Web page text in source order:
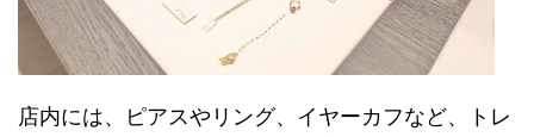
店内には、ピアスやリング、イヤーカフなど、トレ